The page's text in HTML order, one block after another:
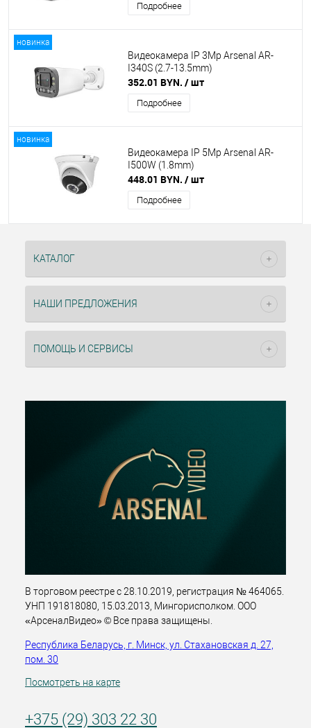
Подробнее
новинка
Видеокамера IP 3Mp Arsenal AR-
I340S (2.7-13.5mm)
352.01 BYN. / шт
Подробнее
новинка
Видеокамера IP 5Mp Arsenal AR-
I500W (1.8mm)
448.01 BYN. / шт
Подробнее
КАТАЛОГ
НАШИ ПРЕДЛОЖЕНИЯ
ПОМОЩЬ И СЕРВИСЫ
В торговом реестре с 28.10.2019, регистрация № 464065.
УНП 191818080, 15.03.2013, Мингорисполком. ООО
«АрсеналВидео» © Все права защищены.
Республика Беларусь, г. Минск, ул. Стахановская д. 27,
пом. 30
Посмотреть на карте
+375 (29) 303 22 30